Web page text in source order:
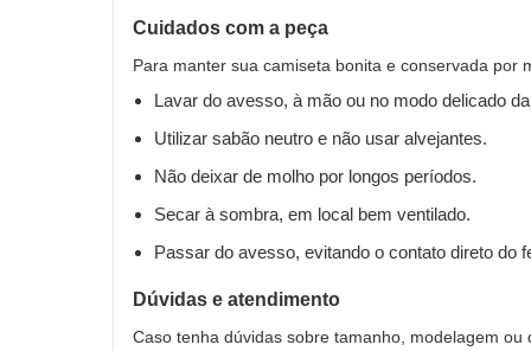
Cuidados com a peça
Para manter sua camiseta bonita e conservada por
Lavar do avesso, à mão ou no modo delicado
Utilizar sabão neutro e não usar alvejantes.
Não deixar de molho por longos períodos.
Secar à sombra, em local bem ventilado.
Passar do avesso, evitando o contato direto do
Dúvidas e atendimento
Caso tenha dúvidas sobre tamanho, modelagem